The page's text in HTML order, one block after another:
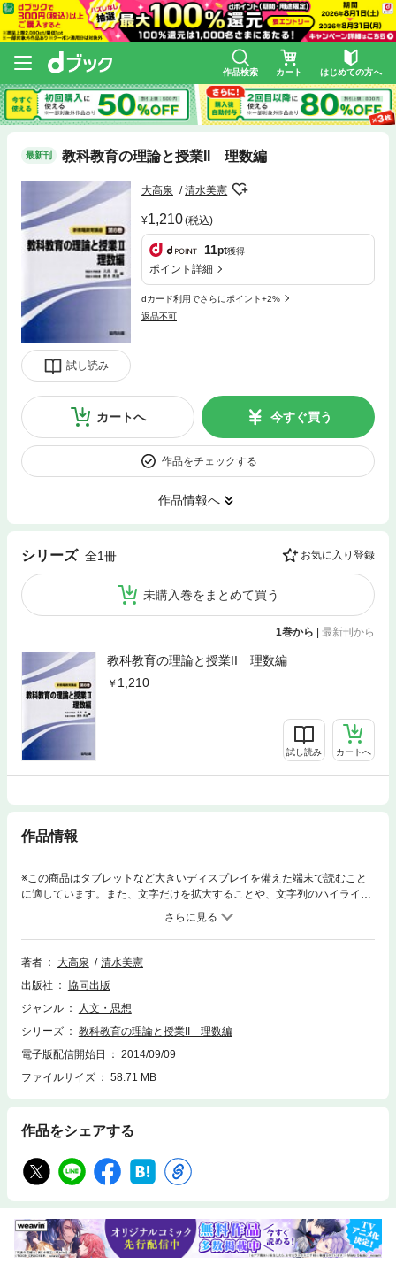
作品検索 カート はじめての方へ
最新刊 教科教育の理論と授業II 理数編
試し読み
大高泉 清水美憲
1,210(税込)
11pt獲得
ポイント詳細
dカード利用でさらにポイント+2%
返品不可
カートへ 今すぐ買う
作品をチェックする
作品情報へ
シリーズ 全1冊 お気に入り登録
未購入巻をまとめて買う
1巻から 最新刊から
教科教育の理論と授業II 理数編
1,210
試し読み カートへ
作品情報
※この商品はタブレットなど大きいディスプレイを備えた端末で読むこと
に適しています。また、文字だけを拡大することや、文字列のハイライ
ト、検索、辞書の参照、引用などの機能が使用できません。周知の通り理
数科目においては、OECDの学習到達度調査のわが国の相対的順位が少し
ずつ下がっている。改訂学習指導要領でも柱の一つに「理数教育の充実」
が盛られたように、今や教育関係者のみならず広く社会的な関心であると
している読者に、基本的な知識と最新の研究成果を提供する。
著者 大高泉
清水美憲
出版社
協同出版
ジャンル
人文・思想
シリーズ
教科教育の理論と授業II 理数編
電子版配信開始日
2014/09/09
ファイルサイズ
58.71 MB
作品をシェアする